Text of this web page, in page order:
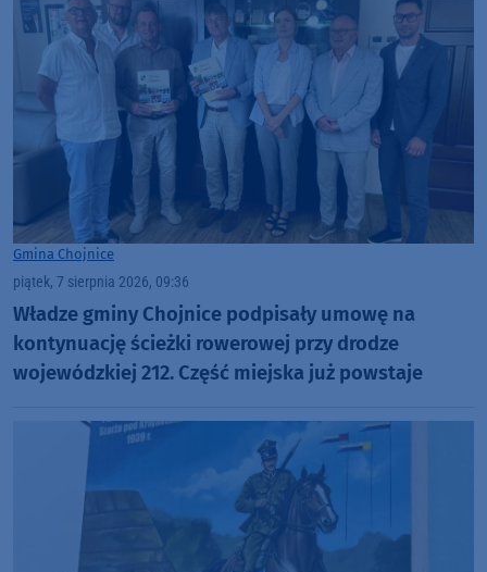
Gmina Chojnice
piątek, 7 sierpnia 2026, 09:36
Władze gminy Chojnice podpisały umowę na
kontynuację ścieżki rowerowej przy drodze
wojewódzkiej 212. Część miejska już powstaje